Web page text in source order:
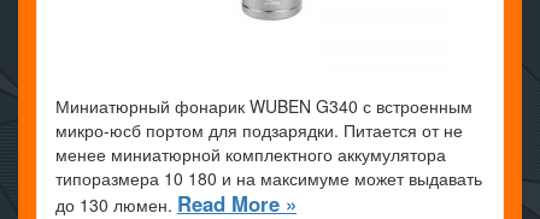
Миниатюрный фонарик WUBEN G340 с встроенным
микро-юсб портом для подзарядки. Питается от не
менее миниатюрной комплектного аккумулятора
типоразмера 10 180 и на максимуме может выдавать
до 130 люмен. Read More »